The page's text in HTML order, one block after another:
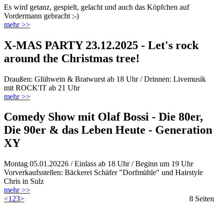
Es wird getanz, gespielt, gelacht und auch das Köpfchen auf
Vordermann gebracht :-)
mehr >>
X-MAS PARTY 23.12.2025 - Let's rock
around the Christmas tree!
Draußen: Glühwein & Bratwurst ab 18 Uhr / Drinnen: Livemusik
mit ROCK'IT ab 21 Uhr
mehr >>
Comedy Show mit Olaf Bossi - Die 80er,
Die 90er & das Leben Heute - Generation
XY
Montag 05.01.20226 / Einlass ab 18 Uhr / Beginn um 19 Uhr
Vorverkaufsstellen: Bäckerei Schäfer "Dorfmühle" und Hairstyle
Chris in Sulz
mehr >>
<1 23> 8 Seiten